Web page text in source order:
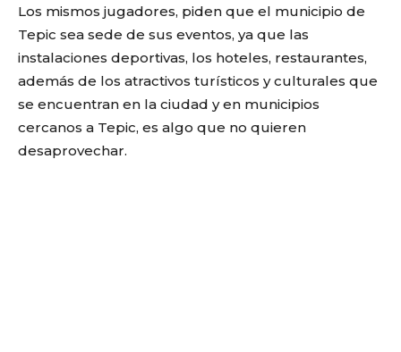
Los mismos jugadores, piden que el municipio de
Tepic sea sede de sus eventos, ya que las
instalaciones deportivas, los hoteles, restaurantes,
además de los atractivos turísticos y culturales que
se encuentran en la ciudad y en municipios
cercanos a Tepic, es algo que no quieren
desaprovechar.